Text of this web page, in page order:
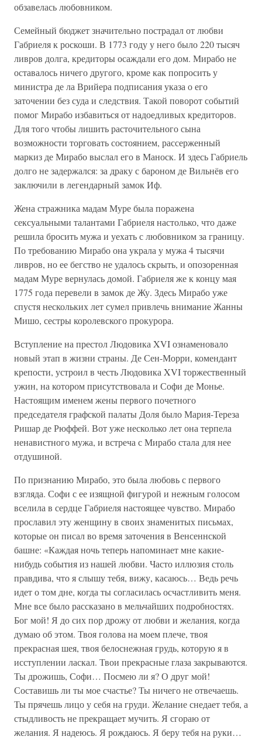
обзавелась любовником.
Семейный бюджет значительно пострадал от любви
Габриеля к роскоши. В 1773 году у него было 220 тысяч
ливров долга, кредиторы осаждали его дом. Мирабо не
оставалось ничего другого, кроме как попросить у
министра де ла Врийера подписания указа о его
заточении без суда и следствия. Такой поворот событий
помог Мирабо избавиться от надоедливых кредиторов.
Для того чтобы лишить расточительного сына
возможности торговать состоянием, рассерженный
маркиз де Мирабо выслал его в Маноск. И здесь Габриель
долго не задержался: за драку с бароном де Вильнёв его
заключили в легендарный замок Иф.
Жена стражника мадам Муре была поражена
сексуальными талантами Габриеля настолько, что даже
решила бросить мужа и уехать с любовником за границу.
По требованию Мирабо она украла у мужа 4 тысячи
ливров, но ее бегство не удалось скрыть, и опозоренная
мадам Муре вернулась домой. Габриеля же к концу мая
1775 года перевели в замок де Жу. Здесь Мирабо уже
спустя нескольких лет сумел привлечь внимание Жанны
Мишо, сестры королевского прокурора.
Вступление на престол Людовика XVI ознаменовало
новый этап в жизни страны. Де Сен-Морри, комендант
крепости, устроил в честь Людовика XVI торжественный
ужин, на котором присутствовала и Софи де Монье.
Настоящим именем жены первого почетного
председателя графской палаты Доля было Мария-Тереза
Ришар де Рюффей. Вот уже несколько лет она терпела
ненавистного мужа, и встреча с Мирабо стала для нее
отдушиной.
По признанию Мирабо, это была любовь с первого
взгляда. Софи с ее изящной фигурой и нежным голосом
вселила в сердце Габриеля настоящее чувство. Мирабо
прославил эту женщину в своих знаменитых письмах,
которые он писал во время заточения в Венсеннской
башне: «Каждая ночь теперь напоминает мне какие-
нибудь события из нашей любви. Часто иллюзия столь
правдива, что я слышу тебя, вижу, касаюсь… Ведь речь
идет о том дне, когда ты согласилась осчастливить меня.
Мне все было рассказано в мельчайших подробностях.
Бог мой! Я до сих пор дрожу от любви и желания, когда
думаю об этом. Твоя голова на моем плече, твоя
прекрасная шея, твоя белоснежная грудь, которую я в
исступлении ласкал. Твои прекрасные глаза закрываются.
Ты дрожишь, Софи… Посмею ли я? О друг мой!
Составишь ли ты мое счастье? Ты ничего не отвечаешь.
Ты прячешь лицо у себя на груди. Желание снедает тебя, а
стыдливость не прекращает мучить. Я сгораю от
желания. Я надеюсь. Я рождаюсь. Я беру тебя на руки…